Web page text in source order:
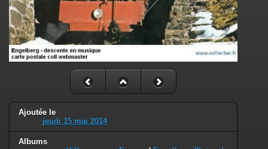
Ajoutée le
jeudi 15 mai 2014
Albums